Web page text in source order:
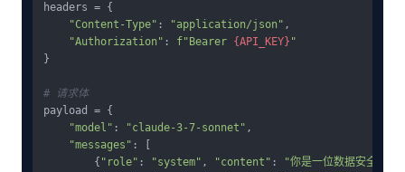
headers = {
"Content-Type" : "application/json" ,
"Authorization" : f"Bearer {API_KEY} "
}
# 请求体
payload = {
"model" : "claude-3-7-sonnet" ,
"messages" : [
        {
"role" : "system" , "content" :
"你是一位数据安全专家